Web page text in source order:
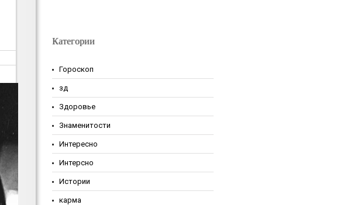
Категории
Гороскоп
зд
Здоровье
Знаменитости
Интересно
Интерсно
Истории
карма